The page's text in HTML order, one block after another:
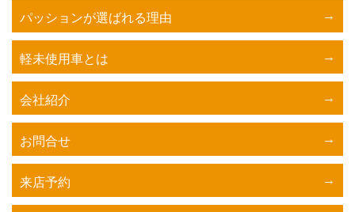
パッションが選ばれる理由
軽未使用車とは
会社紹介
お問合せ
来店予約